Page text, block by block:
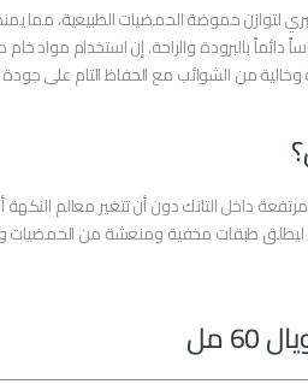
لتوازن حموضة الحمضيات الطبيعية، مما
دائماً بالبرودة والراحة. إن استخدام
وخالية من الشوائب مع الحفاظ التام على
داخل التانك دون أن تتغير معالم
هذا المزيج الملكي ليطلق طبقات مخفية ومنعشة من
مل